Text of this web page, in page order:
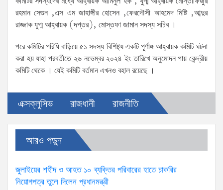
রহমান সেগুন ,এস এম জাহাঙ্গীর হোসেন ,ফেরদৌসী আহমেদ মিষ্টি ,আব্দুর
রাজ্জাক যুগ্ম আহ্বায়ক (দপ্তর), মোস্তফা জামান সদস্য সচিব ।
পরে কমিটির পরিধি বাড়িয়ে ৫১ সদস্য বিশিষ্ট্য একটি পূর্ণাঙ্গ আহ্বায়ক কমিটি ঘটনা
করা হয় যাহা পরবর্তীতে ২৬ নভেম্বর ২০২৪ ইং তারিখে অনুমোদন পায় কেন্দ্রীয়
কমিটি থেকে । যেই কমিটি বর্তমান এখনও বহাল রয়েছে ।
এক্সক্লুসিভ রাজধানী রাজনীতি
আরও পড়ুন
জুলাইয়ের শহীদ ও আহত ১০ ব্যক্তির পরিবারের হাতে চাকরির
নিয়োগপত্র তুলে দিলেন প্রধানমন্ত্রী